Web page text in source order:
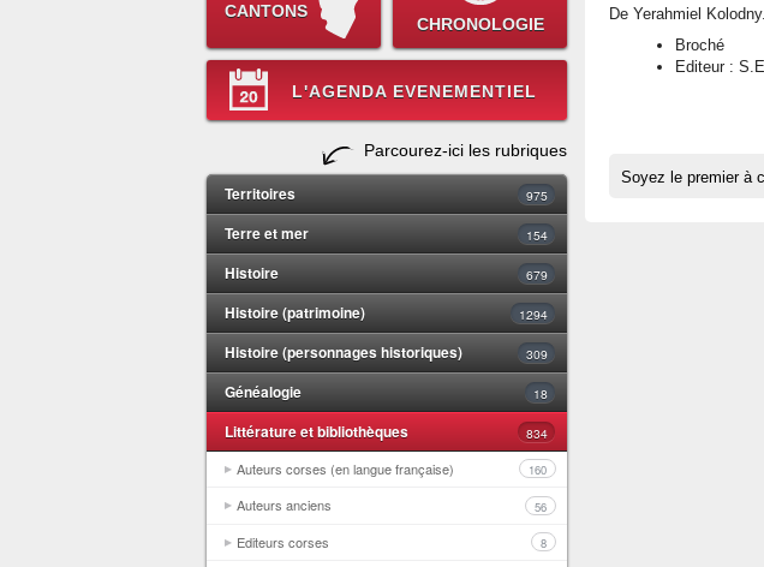
CANTONS
CHRONOLOGIE
L'AGENDA EVENEMENTIEL
Parcourez-ici les rubriques
Territoires 975
Terre et mer 154
Histoire 679
Histoire (patrimoine) 1294
Histoire (personnages historiques) 309
Généalogie 18
Littérature et bibliothèques 834
Auteurs corses (en langue française) 160
Auteurs anciens 56
Editeurs corses 8
De Yerahmiel Kolodny.
Broché
Editeur :
Soyez le premier à